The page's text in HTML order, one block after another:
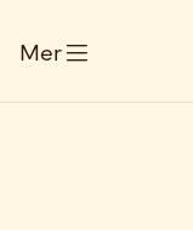
Mer